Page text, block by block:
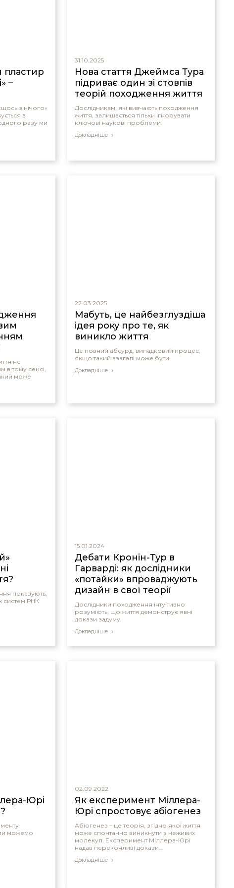
пластир
–
з нічого»
в
разу ми
31.10.2025
Нова стаття Джеймса Тура
підриває один зі стовпів
теорій походження життя
Дослідникам, які вивчають походження
життя, залишається тільки ігнорувати
ключові наукові проблеми.
Докладніше
не
в тому сенсі,
може
22.03.2025
Мабуть, це найбезглуздіша
ідея року про те, як
виникло життя
Це повний абсурд, випадковий процес,
якщо такий взагалі може бути.
Докладніше
показують,
систем РНК
15.01.2024
Дебати Кронін-Тур в
Гарварді: як дослідники
«потайки» впроваджують
дизайн в свої теорії
Дослідники походження інтуїтивно
розуміють, що життя демонструє явні
докази задуму.
Докладніше
Юрі
можемо
02.09.2022
Як експеримент Міллера-
Юрі спростовує абіогенез
Абіогенез – це теорія, згідно якої життя
може спонтанно виникнути з неживих
молекул. Експеримент Міллера-Юрі
надав переконливі докази
Докладніше